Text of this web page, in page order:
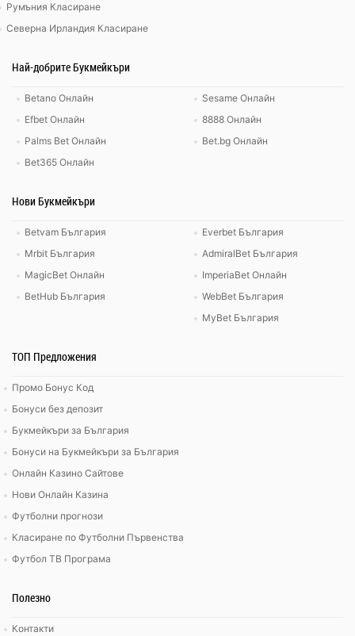
Румъния Класиране
Северна Ирландия Класиране
Най-добрите Букмейкъри
Betano Онлайн
Efbet Онлайн
Palms Bet Онлайн
Bet365 Онлайн
Sesame Онлайн
8888 Онлайн
Bet.bg Онлайн
Нови Букмейкъри
Betvam България
Mrbit България
MagicBet Онлайн
BetHub България
Everbet България
AdmiralBet България
ImperiaBet Онлайн
WebBet България
MyBet България
ТОП Предложения
Промо Бонус Код
Бонуси без депозит
Букмейкъри за България
Бонуси на Букмейкъри за България
Онлайн Казино Сайтове
Нови Онлайн Казина
Футболни прогнози
Класиране по Футболни Първенства
Футбол ТВ Програма
Полезно
Контакти